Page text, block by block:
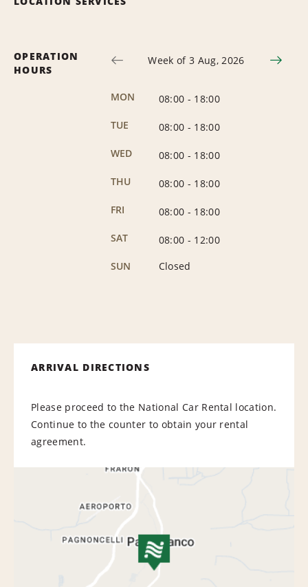
OPERATION
HOURS
Week of 3 Aug, 2026
MON 08:00 - 18:00
TUE
08:00 - 18:00
WED
08:00 - 18:00
THU
08:00 - 18:00
FRI
08:00 - 18:00
SAT
08:00 - 12:00
SUN
Closed
ARRIVAL DIRECTIONS
Please proceed to the National Car Rental location.
Continue to the counter to obtain your rental
agreement.